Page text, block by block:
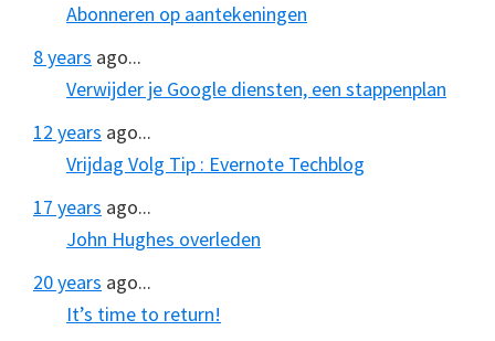
Abonneren op aantekeningen
8 years ago...
Verwijder je Google diensten, een stappenplan
12 years ago...
Vrijdag Volg Tip : Evernote Techblog
17 years ago...
John Hughes overleden
20 years ago...
It’s time to return!